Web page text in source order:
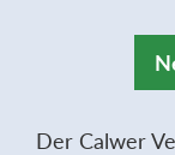
Der Calwer